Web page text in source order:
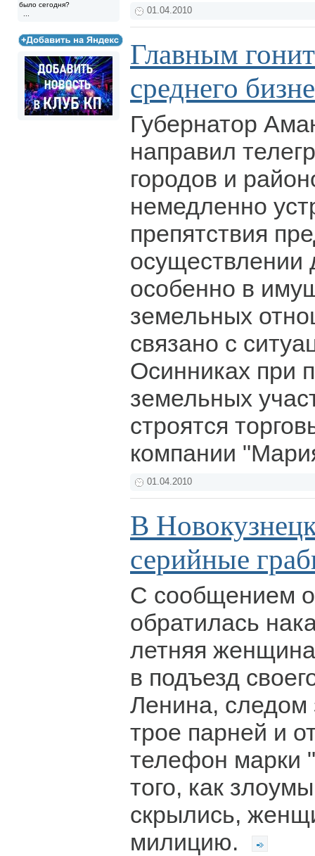
было сегодня?
01.04.2010
Главным
среднего
Губернатор
направил
городов и
немедленно
препятствия
осуществлении
особенно в
земельных
связано с
Осинниках при
земельных
строятся
компании
01.04.2010
В
серийные
С сообщением
обратилась
летняя
в подъезд
Ленина, следом
трое парней и
телефон марки
того, как
скрылись,
милицию.